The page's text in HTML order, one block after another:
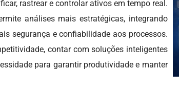
rastrear e controlar ativos em tempo real.
análises mais estratégicas, integrando
segurança e confiabilidade aos processos.
contar com soluções inteligentes
para garantir produtividade e manter